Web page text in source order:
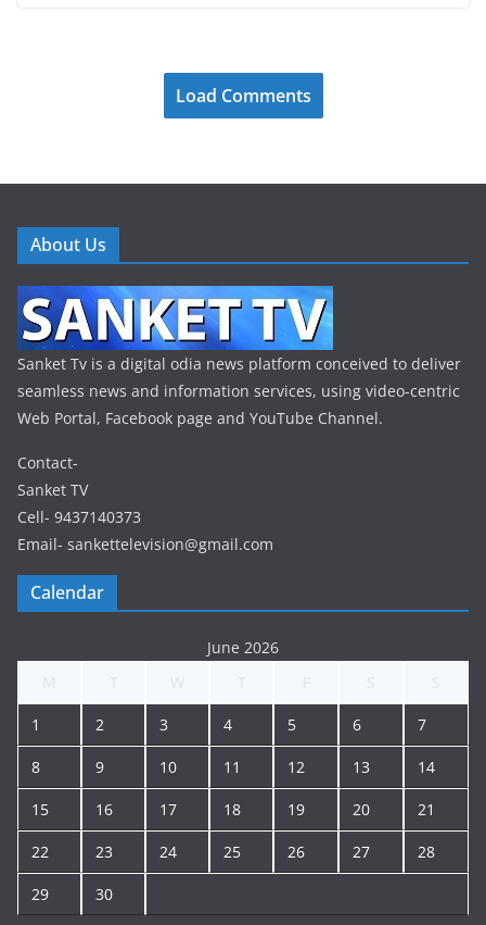
Load Comments
About Us
Sanket Tv is a digital odia news platform conceived to deliver
seamless news and information services, using video-centric
Web Portal, Facebook page and YouTube Channel.
Contact-
Sanket TV
Cell- 9437140373
Email- sankettelevision@gmail.com
Calendar
June 2026
1 2 3 4 5 6 7
8 9 10 11 12 13 14
15 16 17 18 19 20 21
22 23 24 25 26 27 28
29 30